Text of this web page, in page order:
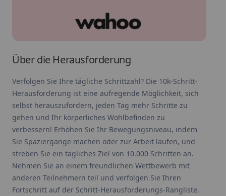
Über die Herausforderung
Verfolgen Sie Ihre tägliche Schrittzahl? Die 10k-Schritt-
Herausforderung ist eine aufregende Möglichkeit, sich
selbst herauszufordern, jeden Tag mehr Schritte zu
gehen und Ihr körperliches Wohlbefinden zu
verbessern! Erhöhen Sie Ihr Bewegungsniveau, indem
Sie Spaziergänge machen oder zur Arbeit laufen, und
streben Sie ein tägliches Ziel von 10.000 Schritten an.
Nehmen Sie an einem freundlichen Wettbewerb mit
anderen Teilnehmern teil und verfolgen Sie Ihren
Fortschritt auf der Schritt-Herausforderungs-Rangliste,